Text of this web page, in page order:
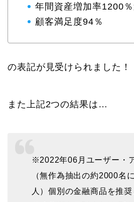
年間資産増加率1200
顧客満足度94％
の表記が見受けられました！
また上記2つの結果は…
※2022年06月ユーザー・
（無作為抽出の約2000名
人）個別の金融商品を推